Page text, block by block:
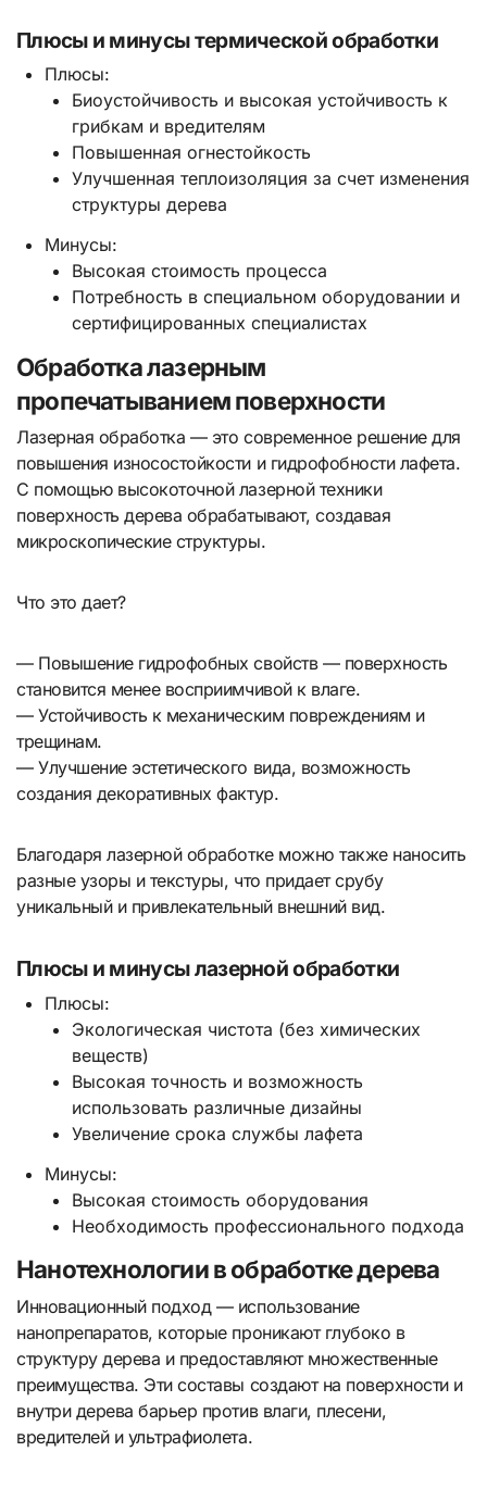
Плюсы и минусы термической обработки
Плюсы:
Биоустойчивость и высокая устойчивость к
грибкам и вредителям
Повышенная огнестойкость
Улучшенная теплоизоляция за счет изменения
структуры дерева
Минусы:
Высокая стоимость процесса
Потребность в специальном оборудовании и
сертифицированных специалистах
Обработка лазерным
пропечатыванием поверхности
Лазерная обработка — это современное решение для
повышения износостойкости и гидрофобности лафета.
С помощью высокоточной лазерной техники
поверхность дерева обрабатывают, создавая
микроскопические структуры.
Что это дает?
— Повышение гидрофобных свойств — поверхность
становится менее восприимчивой к влаге.
— Устойчивость к механическим повреждениям и
трещинам.
— Улучшение эстетического вида, возможность
создания декоративных фактур.
Благодаря лазерной обработке можно также наносить
разные узоры и текстуры, что придает срубу
уникальный и привлекательный внешний вид.
Плюсы и минусы лазерной обработки
Плюсы:
Экологическая чистота (без химических
веществ)
Высокая точность и возможность
использовать различные дизайны
Увеличение срока службы лафета
Минусы:
Высокая стоимость оборудования
Необходимость профессионального подхода
Нанотехнологии в обработке дерева
Инновационный подход — использование
нанопрепаратов, которые проникают глубоко в
структуру дерева и предоставляют множественные
преимущества. Эти составы создают на поверхности и
внутри дерева барьер против влаги, плесени,
вредителей и ультрафиолета.